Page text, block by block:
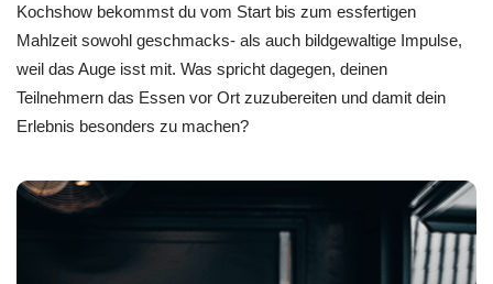
Kochshow bekommst du vom Start bis zum essfertigen
Mahlzeit sowohl geschmacks- als auch bildgewaltige Impulse,
weil das Auge isst mit. Was spricht dagegen, deinen
Teilnehmern das Essen vor Ort zuzubereiten und damit dein
Erlebnis besonders zu machen?